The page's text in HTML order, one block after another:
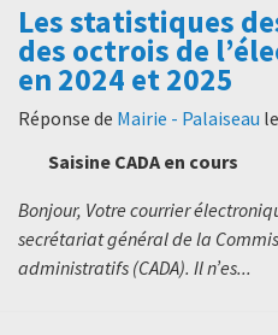
Les statistiques
des octrois de
en 2024 et 2025
Réponse de Mairie - Palaiseau le
Saisine CADA en cours
Bonjour, Votre courrier
secrétariat général de la
administratifs (CADA). Il n’es...